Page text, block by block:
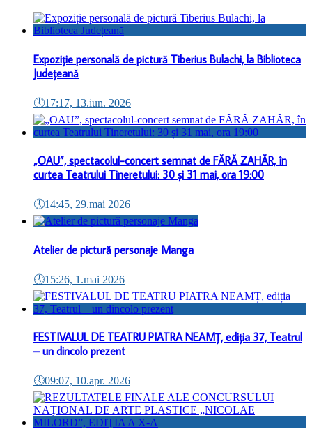
Expoziție personală de pictură Tiberius Bulachi, la Biblioteca
Județeană
🕔17:17, 13.iun. 2026
„OAU”, spectacolul-concert semnat de FĂRĂ ZAHĂR, în
curtea Teatrului Tineretului: 30 și 31 mai, ora 19:00
🕔14:45, 29.mai 2026
Atelier de pictură personaje Manga
🕔15:26, 1.mai 2026
FESTIVALUL DE TEATRU PIATRA NEAMȚ, ediția 37, Teatrul
– un dincolo prezent
🕔09:07, 10.apr. 2026